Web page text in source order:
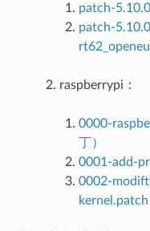
patch-
patch-
raspberrypi：
0000-
丁）
0001-add-
0002-
kernel.patch